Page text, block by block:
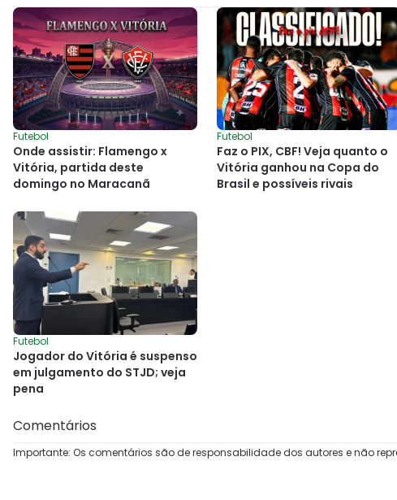
Futebol
Onde assistir: Flamengo x
Vitória, partida deste
domingo no Maracanã
Futebol
Faz o PIX, CBF! Veja quanto o
Vitória ganhou na Copa do
Brasil e possíveis rivais
Futebol
Jogador do Vitória é suspenso
em julgamento do STJD; veja
pena
Comentários
Importante: Os comentários são de responsabilidade dos autores e não